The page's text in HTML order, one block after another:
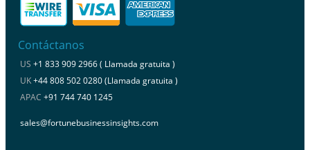
Contáctanos
US +1 833 909 2966 ( Llamada gratuita )
UK+44 808 502 0280 (Llamada gratuita )
APAC +91 744 740 1245
sales@fortunebusinessinsights.com